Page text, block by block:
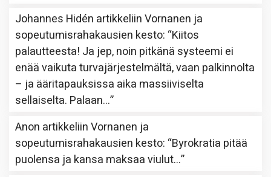
Johannes Hidén artikkeliinVornanen ja
sopeutumisrahakausien kesto: “Kiitos
palautteesta! Ja jep, noin pitkänä systeemi ei
enää vaikuta turvajärjestelmältä, vaan palkinnolta
– ja ääritapauksissa aika massiiviselta
sellaiselta. Palaan…”
Anon artikkeliinVornanen ja
sopeutumisrahakausien kesto: “Byrokratia pitää
puolensa ja kansa maksaa viulut…”